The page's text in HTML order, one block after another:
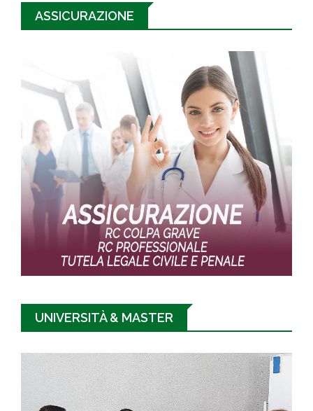
ASSICURAZIONE
UNIVERSITÀ & MASTER